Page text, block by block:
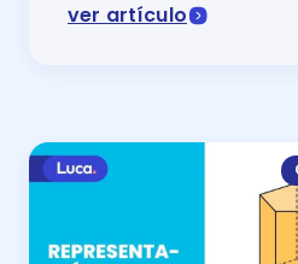
ver artículo